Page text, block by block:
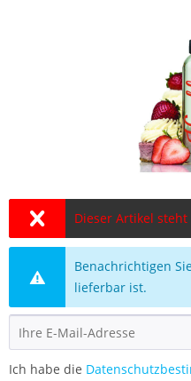
Dieser Artikel
Benachrichtigen
lieferbar ist.
Ich habe die